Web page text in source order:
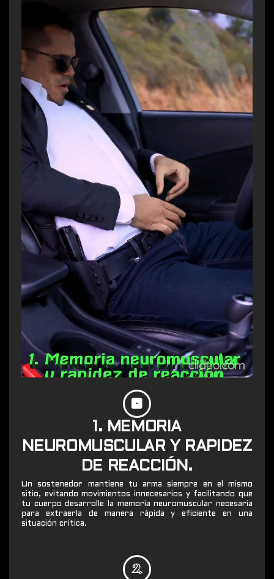
1. MEMORIA
NEUROMUSCULAR Y RAPIDEZ
DE REACCIÓN.
Un sostenedor mantiene tu arma siempre en el mismo
sitio, evitando movimientos innecesarios y facilitando que
tu cuerpo desarrolle la memoria neuromuscular necesaria
para extraerla de manera rápida y eficiente en una
situación crítica.